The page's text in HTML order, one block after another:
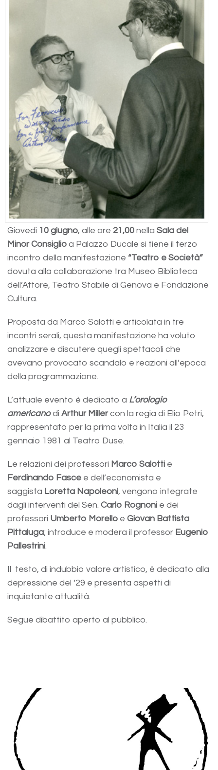
Giovedì 10 giugno, alle ore 21,00 nella Sala del
Minor Consiglio a Palazzo Ducale si tiene il terzo
incontro della manifestazione “Teatro e Società”
dovuta alla collaborazione tra Museo Biblioteca
dell’Attore, Teatro Stabile di Genova e Fondazione
Cultura.
Proposta da Marco Salotti e articolata in tre
incontri serali, questa manifestazione ha voluto
analizzare e discutere quegli spettacoli che
avevano provocato scandalo e reazioni all’epoca
della programmazione.
L’attuale evento è dedicato a L’orologio
americanodi Arthur Millercon la regia di Elio Petri,
rappresentato per la prima volta in Italia il 23
gennaio 1981 al Teatro Duse.
Le relazioni dei professori Marco Salotti e
Ferdinando Fasce e dell’economista e
saggista Loretta Napoleoni, vengono integrate
dagli interventi del Sen. Carlo Rognoni e dei
professori Umberto Morello e Giovan Battista
Pittaluga; introduce e modera il professor Eugenio
Pallestrini.
Il testo, di indubbio valore artistico, è dedicato alla
depressione del ‘29 e presenta aspetti di
inquietante attualità.
Segue dibattito aperto al pubblico.